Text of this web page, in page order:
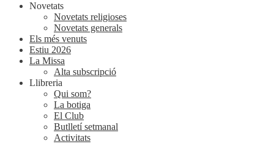
Novetats
Novetats religioses
Novetats generals
Els més venuts
Estiu 2026
La Missa
Alta subscripció
Llibreria
Qui som?
La botiga
El Club
Butlletí setmanal
Activitats